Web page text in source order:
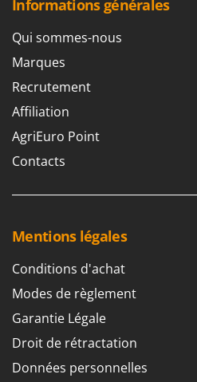
Troy-Bilt
U
Udor
Unger
V
Weber
WIDU
Wiper EcoRobot
Wolf Garten
Wortex
Worx
Informations générales
Qui sommes-nous
Marques
Recrutement
Affiliation
AgriEuro Point
Contacts
Mentions légales
Conditions d'achat
Modes de règlement
Garantie Légale
Droit de rétractation
Données personnelles